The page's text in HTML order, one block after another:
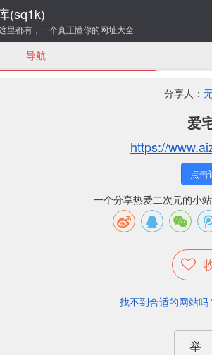
(sq1k)
里都有，一个真正懂你的网址大全
导航
分享人：
爱
https://
点击
一个分享热爱二次元的小
找不到合适的网站
举